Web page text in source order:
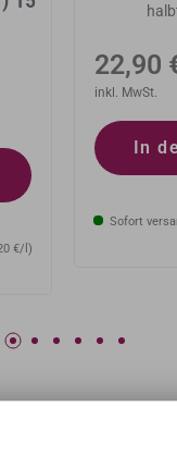
€/l)
Preis
22,90
inkl. MwSt.
In
Sofort